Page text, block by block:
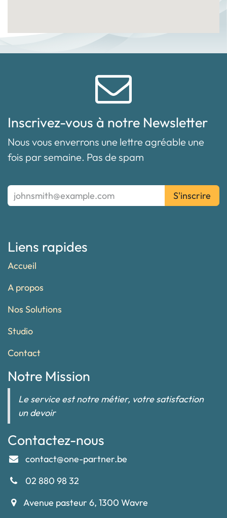
Inscrivez-vous à notre Newsletter
Nous vous enverrons une lettre agréable une
fois par semaine. Pas de spam
S'inscrire
Liens rapides
Accueil
A propos
Nos Solutions
Studio
Contact
Notre Mission
Le service est notre métier, votre satisfaction
un devoir
Contactez-nous
contact@one-partner.be
02 880 98 32
Avenue pasteur 6, 1300 Wavre